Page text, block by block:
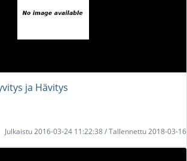
ja Hävitys
Julkaistu 2016-03-24 11:22:38 / Tallennettu 2018-03-16